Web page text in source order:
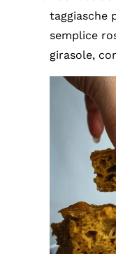
taggiasche
semplice
girasole,